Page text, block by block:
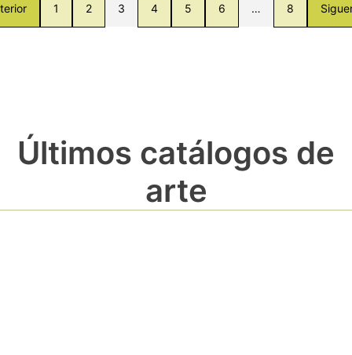
1 2 3 4 5 6 … 8
Últimos catálogos de
arte